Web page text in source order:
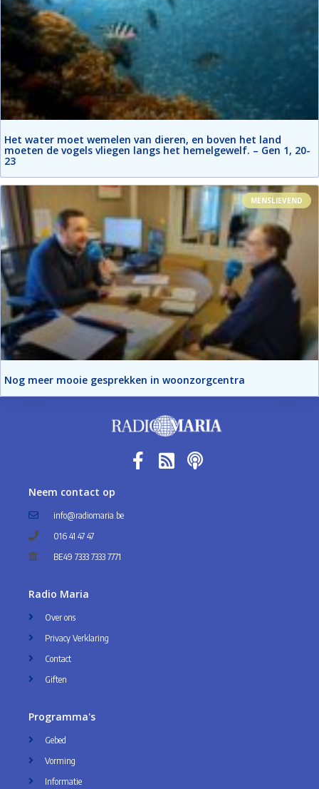
Het water moet wemelen van dieren, en boven het land
moeten de vogels vliegen langs het hemelgewelf. – Gen 1, 20-
23
MENSLIEVEND
Nog meer mooie gesprekken in woonzorgcentra
Neem contact op
info@radiomaria.be
016 41 47 47
BE49 7333 7333 7771
Radio Maria
Over ons
Privacy Verklaring
Contact
Giften
Programma's
Gebed
Vorming
Informatie